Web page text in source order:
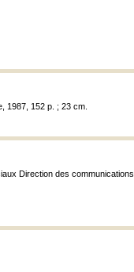
1987, 152 p. ; 23 cm.
Direction des